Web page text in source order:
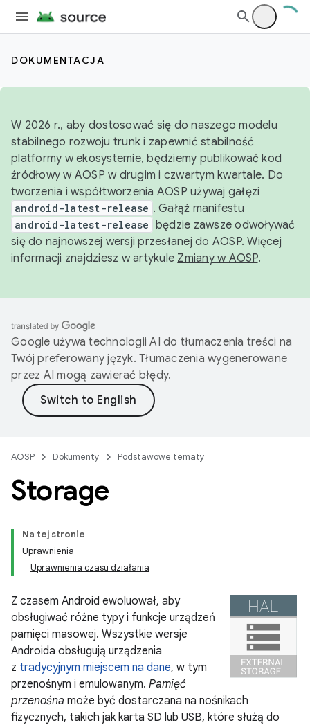
DOKUMENTACJA
W 2026 r., aby dostosować się do naszego modelu
stabilnego rozwoju trunk i zapewnić stabilność
platformy w ekosystemie, będziemy publikować kod
źródłowy w AOSP w drugim i czwartym kwartale. Do
tworzenia i współtworzenia AOSP używaj gałęzi
android-latest-release . Gałąź manifestu
android-latest-release będzie zawsze odwoływać
się do najnowszej wersji przesłanej do AOSP. Więcej
informacji znajdziesz w artykule Zmiany w AOSP.
Google używa technologii AI do tłumaczenia treści na
Twój preferowany język. Tłumaczenia wygenerowane
przez AI mogą zawierać błędy.
AOSP Dokumenty Podstawowe tematy
Storage
Na tej stronie
Uprawnienia
Uprawnienia czasu działania
Z czasem Android ewoluował, aby
obsługiwać różne typy i funkcje urządzeń
pamięci masowej. Wszystkie wersje
Androida obsługują urządzenia
z tradycyjnym miejscem na dane, w tym
przenośnym i emulowanym. Pamięć
przenośna może być dostarczana na nośnikach
fizycznych, takich jak karta SD lub USB, które służą do